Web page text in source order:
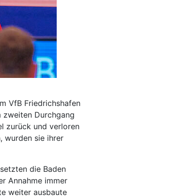
VfB Friedrichshafen
zweiten Durchgang
zurück und verloren
wurden sie ihrer
die Baden
Annahme immer
weiter ausbaute